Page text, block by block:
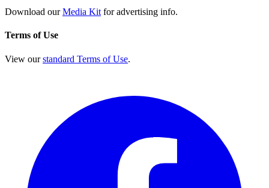
Download ourMedia Kit for advertising info.
Terms of Use
View ourstandard Terms of Use.